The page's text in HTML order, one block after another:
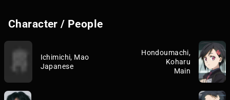
Character / People
Ichimichi, Mao
Japanese
Hondoumachi,
Koharu
Main